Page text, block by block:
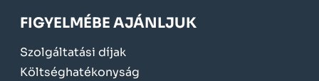
FIGYELMÉBE AJÁNLJUK
Szolgáltatási díjak
Költséghatékonyság